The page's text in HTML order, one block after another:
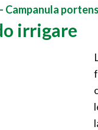
Campanula
irrigare